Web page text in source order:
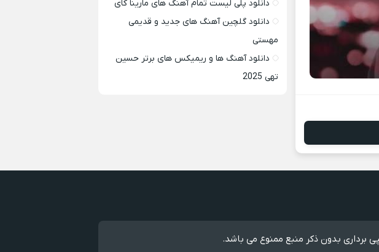
دانلود پلی لیست تمام آهنگ های مارینا کای
دانلود گلچین آهنگ های جدید و قدیمی
مهستی
دانلود آهنگ ها و ریمیکس های برتر حسین
تهی 2025
برداری بدون ذکر منبع ممنوع می باشد.